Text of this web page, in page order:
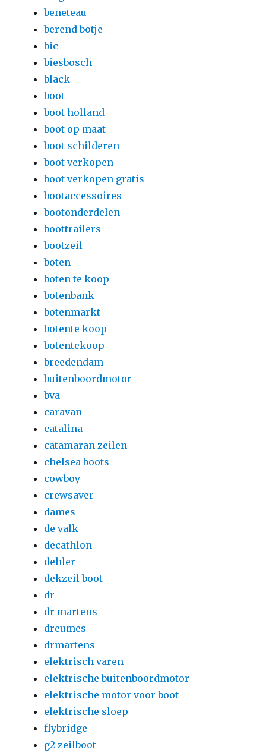
beneteau
berend botje
bic
biesbosch
black
boot
boot holland
boot op maat
boot schilderen
boot verkopen
boot verkopen gratis
bootaccessoires
bootonderdelen
boottrailers
bootzeil
boten
boten te koop
botenbank
botenmarkt
botente koop
botentekoop
breedendam
buitenboordmotor
bva
caravan
catalina
catamaran zeilen
chelsea boots
cowboy
crewsaver
dames
de valk
decathlon
dehler
dekzeil boot
dr
dr martens
dreumes
drmartens
elektrisch varen
elektrische buitenboordmotor
elektrische motor voor boot
elektrische sloep
flybridge
g2 zeilboot